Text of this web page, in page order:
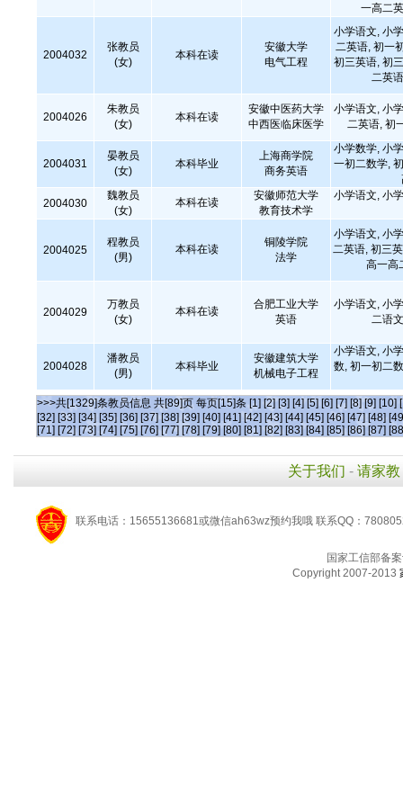
一高二
2004032
张教员
(女)
本科在读
安徽大学
电气工程
小学语文, 小
二英语, 初一
初三英语, 初
二英
2004026
朱教员
(女)
本科在读
安徽中医药大学
中西医临床医学
小学语文, 小
二英语, 初
2004031
晏教员
(女)
本科毕业
上海商学院
商务英语
小学数学, 小
一初二数学,
2004030
魏教员
(女)
本科在读
安徽师范大学
教育技术学
小学语文, 小
2004025
程教员
(男)
本科在读
铜陵学院
法学
小学语文, 小
二英语, 初三
高一高
2004029
万教员
(女)
本科在读
合肥工业大学
英语
小学语文, 小
二语
2004028
潘教员
(男)
本科毕业
安徽建筑大学
机械电子工程
小学语文, 小
数, 初一初二
>>>共[1329]条教员信息 共[89]页 每页[15]条 [1] [2] [3] [4] [5] [6] [7] [8] [9] [10]
[32] [33] [34] [35] [36] [37] [38] [39] [40] [41] [42] [43] [44] [45] [46] [47] [48]
[71] [72] [73] [74] [75] [76] [77] [78] [79] [80] [81] [82] [83] [84] [85] [86] [87]
关于我们 - 请家教
联系电话：15655136681或微信ah63wz预约我哦 联系QQ：
国家工信部备
Copyright 2007-2013